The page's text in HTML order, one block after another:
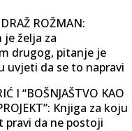
ROŽMAN:
je želja za
drugog, pitanje je
uvjeti da se to napravi
I “BOŠNJAŠTVO KAO
Knjiga za koju
pravi da ne postoji